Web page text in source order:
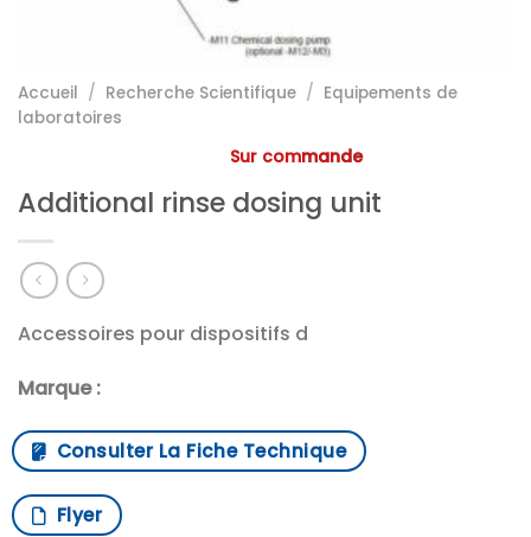
Accueil / Recherche Scientifique / Equipements de
laboratoires
Sur commande
Additional rinse dosing unit
Accessoires pour dispositifs d
Marque :
Consulter La Fiche Technique
Flyer